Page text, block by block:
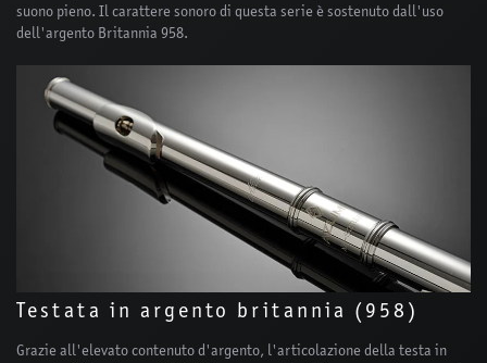
suono pieno. Il carattere sonoro di questa serie è sostenuto dall'uso
dell'argento Britannia 958.
Testata in argento britannia (958)
Grazie all'elevato contenuto d'argento, l'articolazione della testa in